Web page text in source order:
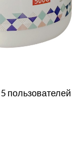
5 пользователей